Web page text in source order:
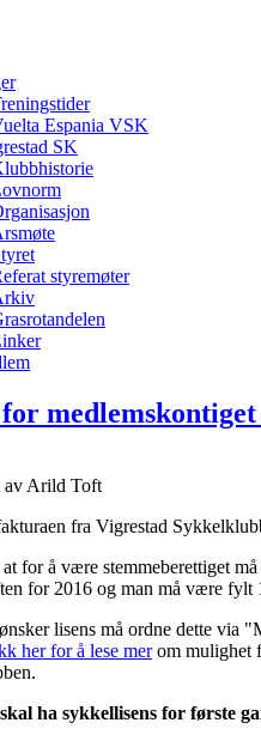
Espania VSK
SK
styremøter
medlemskontiget
av Arild Toft
fra Vigrestad
for å være stemmeberettiget må
for 2016 og man må være fylt
lisens må ordne dette via
her for å lese merom mulighet
ha sykkellisens for første